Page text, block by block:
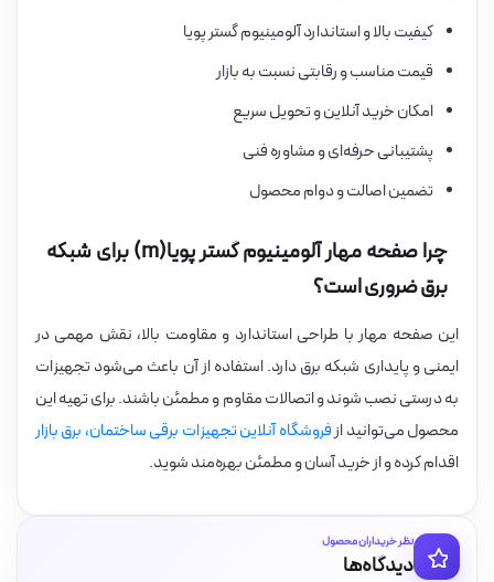
کیفیت بالا و استاندارد آلومینیوم گستر پویا
قیمت مناسب و رقابتی نسبت به بازار
امکان خرید آنلاین و تحویل سریع
پشتیبانی حرفه‌ای و مشاوره فنی
تضمین اصالت و دوام محصول
چرا صفحه مهار آلومینیوم گستر پویا(m) برای شبکه
برق ضروری است؟
این صفحه مهار با طراحی استاندارد و مقاومت بالا، نقش مهمی در
ایمنی و پایداری شبکه برق دارد. استفاده از آن باعث می‌شود تجهیزات
به درستی نصب شوند و اتصالات مقاوم و مطمئن باشند. برای تهیه این
محصول می‌توانید ازفروشگاه آنلاین تجهیزات برقی ساختمان، برق بازار
اقدام کرده و از خرید آسان و مطمئن بهره‌مند شوید.
نظر خریداران محصول
دیدگاه‌ها